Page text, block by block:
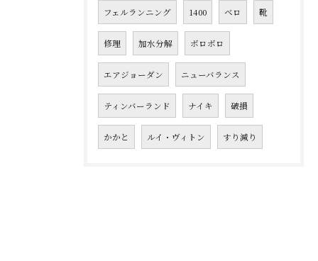
フェルランニング 1400 ベロ 靴
修理 加水分解 ボロボロ
エアジョーダン ニューバランス
ティンバーランド ナイキ 破損
かかと ルイ・ヴィトン すり減り